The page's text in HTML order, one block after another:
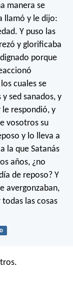
manera se
llamó y le dijo:
Y puso las
y glorificaba
porque
cuales se
sed sanados, y
le respondió, y
vosotros su
y lo lleva a
la que Satanás
años, ¿no
de reposo? Y
avergonzaban,
las cosas